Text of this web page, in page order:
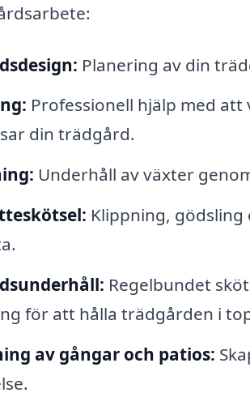
Planering av din
Professionell hjälp med
din trädgård.
Underhåll av växter
Klippning,
Regelbundet
för att hålla trädgården i
av gångar och patios: